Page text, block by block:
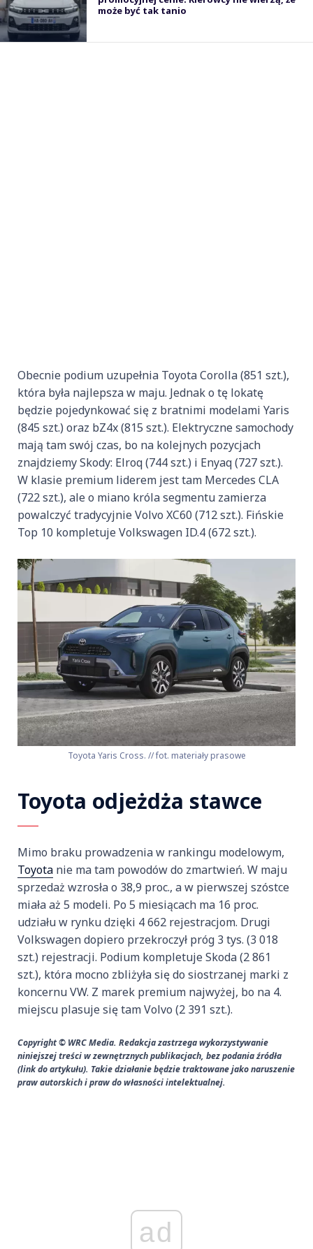
może być tak tanio
Obecnie podium uzupełnia Toyota Corolla (851 szt.),
która była najlepsza w maju. Jednak o tę lokatę
będzie pojedynkować się z bratnimi modelami Yaris
(845 szt.) oraz bZ4x (815 szt.). Elektryczne samochody
mają tam swój czas, bo na kolejnych pozycjach
znajdziemy Skody: Elroq (744 szt.) i Enyaq (727 szt.).
W klasie premium liderem jest tam Mercedes CLA
(722 szt.), ale o miano króla segmentu zamierza
powalczyć tradycyjnie Volvo XC60 (712 szt.). Fińskie
Top 10 kompletuje Volkswagen ID.4 (672 szt.).
Toyota Yaris Cross. // fot. materiały prasowe
Toyota odjeżdża stawce
Mimo braku prowadzenia w rankingu modelowym,
Toyota nie ma tam powodów do zmartwień. W maju
sprzedaż wzrosła o 38,9 proc., a w pierwszej szóstce
miała aż 5 modeli. Po 5 miesiącach ma 16 proc.
udziału w rynku dzięki 4 662 rejestracjom. Drugi
Volkswagen dopiero przekroczył próg 3 tys. (3 018
szt.) rejestracji. Podium kompletuje Skoda (2 861
szt.), która mocno zbliżyła się do siostrzanej marki z
koncernu VW. Z marek premium najwyżej, bo na 4.
miejscu plasuje się tam Volvo (2 391 szt.).
Copyright © WRC Media. Redakcja zastrzega wykorzystywanie
niniejszej treści w zewnętrznych publikacjach, bez podania źródła
(link do artykułu). Takie działanie będzie traktowane jako naruszenie
praw autorskich i praw do własności intelektualnej.
ad